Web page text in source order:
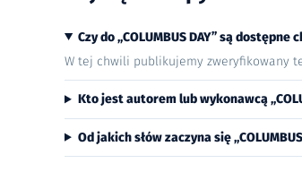
Czy do „COLUMBUS DAY” są dostępne
W tej chwili publikujemy zweryfikowany
Kto jest autorem lub wykonawcą
Od jakich słów zaczyna się